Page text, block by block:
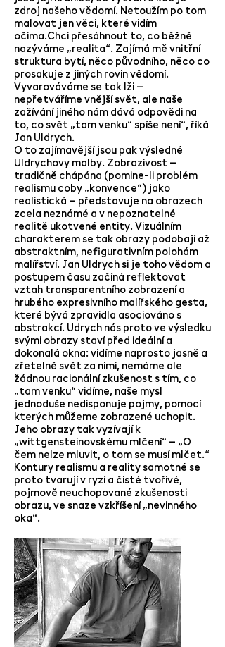
zdroj našeho vědomí. Netoužím po tom
malovat jen věci, které vidím
očima.Chci přesáhnout to, co běžně
nazýváme „realita“. Zajímá mě vnitřní
struktura bytí, něco původního, něco co
prosakuje z jiných rovin vědomí.
Vyvarováváme se tak lži –
nepřetváříme vnější svět, ale naše
zažívání jiného nám dává odpovědi na
to, co svět „tam venku“ spíše není“, říká
Jan Uldrych.
O to zajímavější jsou pak výsledné
Uldrychovy malby. Zobrazivost –
tradičně chápána (pomine-li problém
realismu coby „konvence“) jako
realistická – představuje na obrazech
zcela neznámé a v nepoznatelné
realitě ukotvené entity. Vizuálním
charakterem se tak obrazy podobají až
abstraktním, nefigurativním polohám
malířství. Jan Uldrych si je toho vědom a
postupem času začíná reflektovat
vztah transparentního zobrazení a
hrubého expresivního malířského gesta,
které bývá zpravidla asociováno s
abstrakcí. Udrych nás proto ve výsledku
svými obrazy staví před ideální a
dokonalá okna: vidíme naprosto jasně a
zřetelně svět za nimi, nemáme ale
žádnou racionální zkušenost s tím, co
„tam venku“ vidíme, naše mysl
jednoduše nedisponuje pojmy, pomocí
kterých můžeme zobrazené uchopit.
Jeho obrazy tak vyzívají k
„wittgensteinov­skému mlčení“ – „O
čem nelze mluvit, o tom se musí mlčet.“
Kontury realismu a reality samotné se
proto tvarují v ryzí a čisté tvořivé,
pojmově neuchopované zkušenosti
obrazu, ve snaze vzkříšení „nevinného
oka“.